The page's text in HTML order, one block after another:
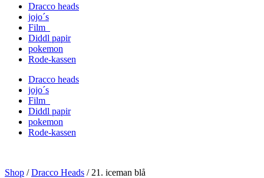
Dracco heads
jojo´s
Film
Diddl papir
pokemon
Rode-kassen
Dracco heads
jojo´s
Film
Diddl papir
pokemon
Rode-kassen
Shop /Dracco Heads / 21. iceman blå